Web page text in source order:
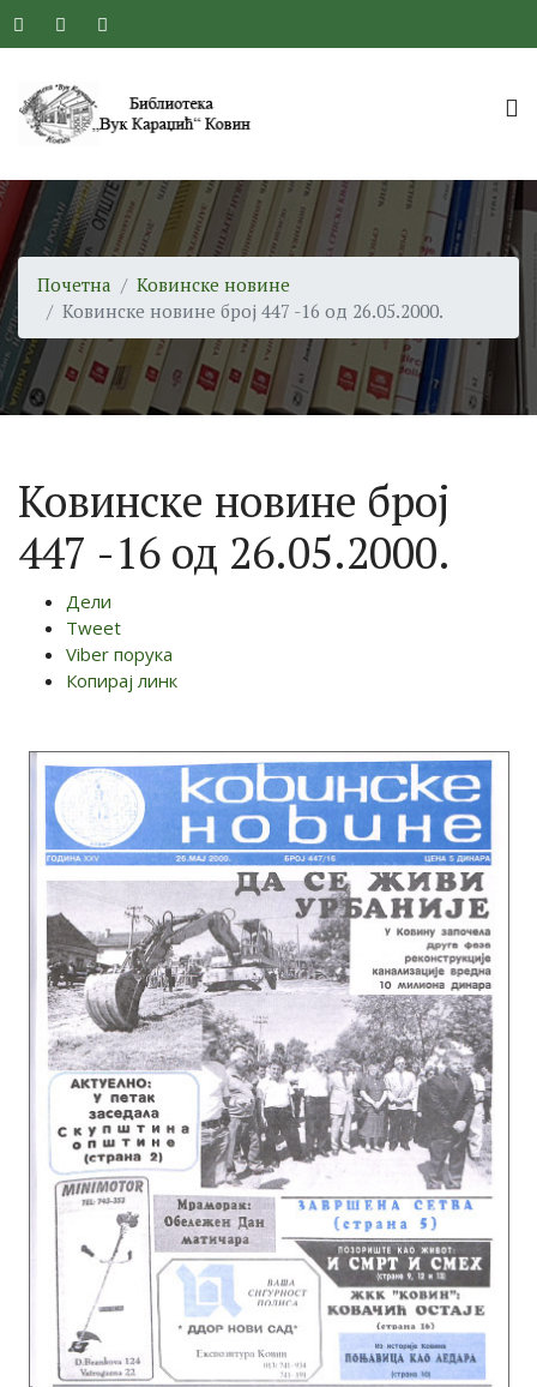
Почетна
Ковинске новине
Ковинске новине број 447 -16 од 26.05.2000.
Ковинске новине број
447 -16 од 26.05.2000.
Дели
Tweet
Viber порука
Копирај линк